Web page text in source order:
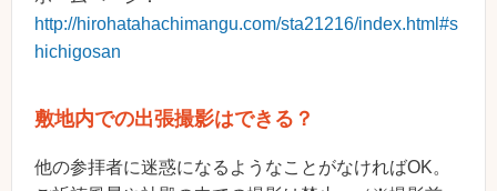
http://hirohatahachimangu.com/sta21216/index.html#s
hichigosan
敷地内での出張撮影はできる？
他の参拝者に迷惑になるようなことがなければOK。